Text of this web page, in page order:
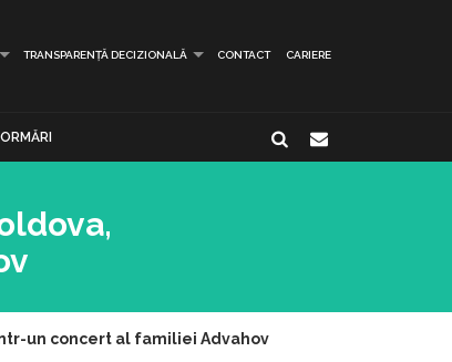
TRANSPARENȚĂ DECIZIONALĂ CONTACT CARIERE
un concert al familiei Advahov